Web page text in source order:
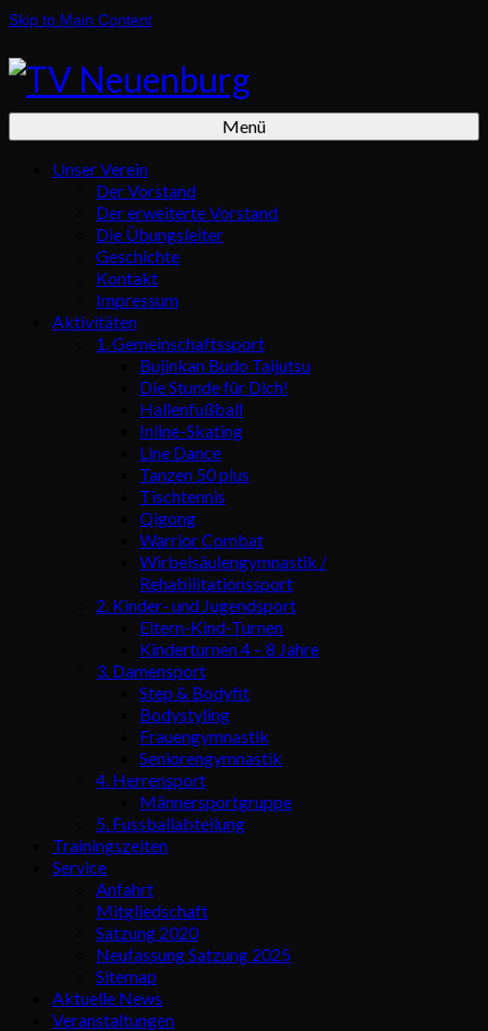
Skip to Main Content
Menü
Unser Verein
Der Vorstand
Der erweiterte Vorstand
Die Übungsleiter
Geschichte
Kontakt
Impressum
Aktivitäten
1. Gemeinschaftssport
Bujinkan Budo Taijutsu
Die Stunde für Dich!
Hallenfußball
Inline-Skating
Line Dance
Tanzen 50 plus
Tischtennis
Qigong
Warrior Combat
Wirbelsäulengymnastik /
Rehabilitationssport
2. Kinder- und Jugendsport
Eltern-Kind-Turnen
Kinderturnen 4 – 8 Jahre
3. Damensport
Step & Bodyfit
Bodystyling
Frauengymnastik
Seniorengymnastik
4. Herrensport
Männersportgruppe
5. Fussballabteilung
Trainingszeiten
Service
Anfahrt
Mitgliedschaft
Satzung 2020
Neufassung Satzung 2025
Sitemap
Aktuelle News
Veranstaltungen